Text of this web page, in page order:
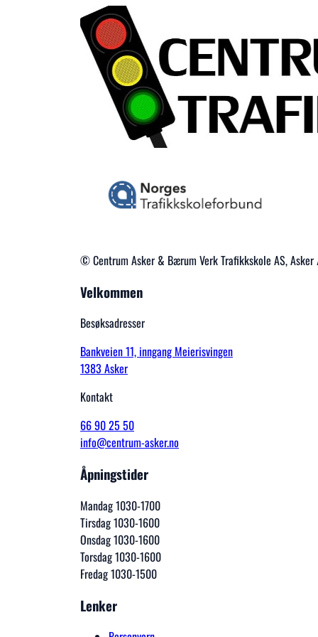
© Centrum Asker & Bærum Verk Trafikkskole AS,
Velkommen
Besøksadresser
Bankveien 11, inngang Meierisvingen
1383 Asker
Kontakt
66 90 25 50
info@centrum-asker.no
Åpningstider
Mandag 1030-1700
Tirsdag 1030-1600
Onsdag 1030-1600
Torsdag 1030-1600
Fredag 1030-1500
Lenker